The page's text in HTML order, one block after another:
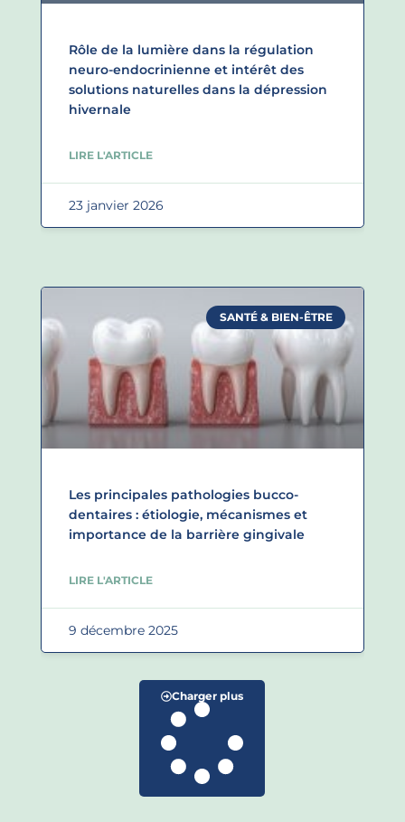
Rôle de la lumière dans la régulation
neuro-endocrinienne et intérêt des
solutions naturelles dans la dépression
hivernale
LIRE L'ARTICLE
23 janvier 2026
SANTÉ & BIEN-ÊTRE
Les principales pathologies bucco-
dentaires : étiologie, mécanismes et
importance de la barrière gingivale
LIRE L'ARTICLE
9 décembre 2025
Charger plus